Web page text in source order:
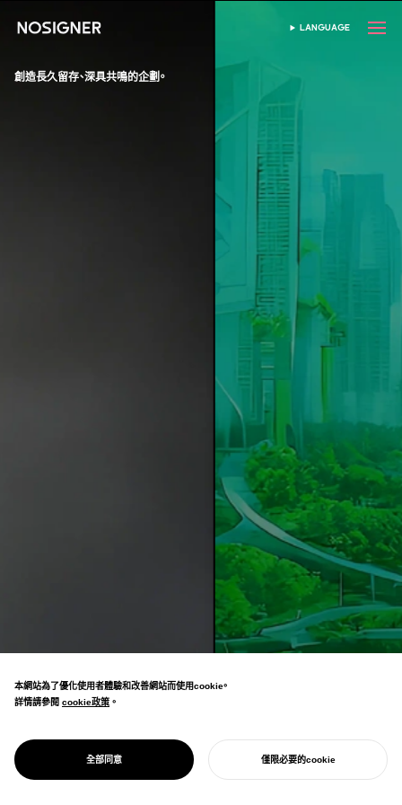
首頁 SELECT LANGUAGE
LANGUAGE
創造長久留存、深具共鳴的企劃。
DESIGN STRATEGY
設計策略
業傳達存在意義、履行承諾、為人與社會創造持
續價值的方式。
本網站為了優化使用者體驗和改善網站而使用cookie。
詳情請參閱 cookie政策
cookie政策 。
全部同意 僅限必要的cookie